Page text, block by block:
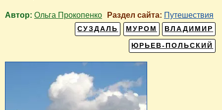
Автор: Ольга Прокопенко Раздел сайта: Путешествия
ВЛАДИМИР
МУРОМ
СУЗДАЛЬ
ЮРЬЕВ-ПОЛЬСКИЙ